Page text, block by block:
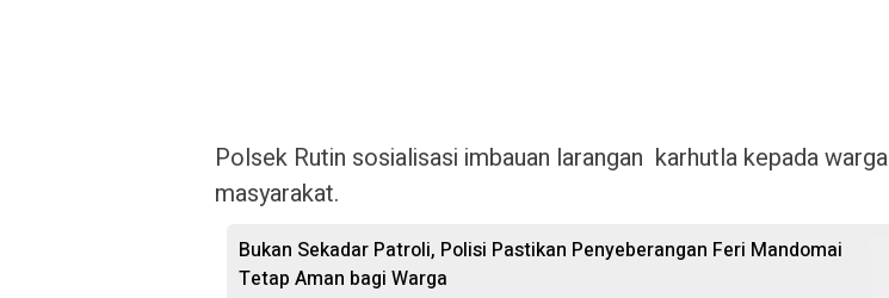
Polsek Rutin sosialisasi imbauan larangan karhutla kepada warga
masyarakat.
Bukan Sekadar Patroli, Polisi Pastikan Penyeberangan Feri Mandomai
Tetap Aman bagi Warga